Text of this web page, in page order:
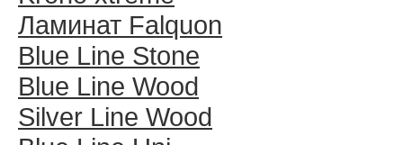
Ламинат Falquon
Blue Line Stone
Blue Line Wood
Silver Line Wood